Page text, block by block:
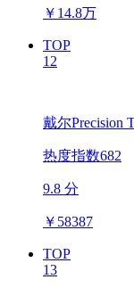
￥ 14.8万
TOP
12
戴尔Precision
热度指数682
9.8 分
￥ 58387
TOP
13